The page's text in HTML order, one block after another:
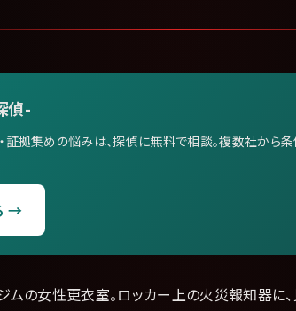
偵-
証拠集めの悩みは、探偵に無料で相談。複数社から
→
ムの女性更衣室。ロッカー上の火災報知器に